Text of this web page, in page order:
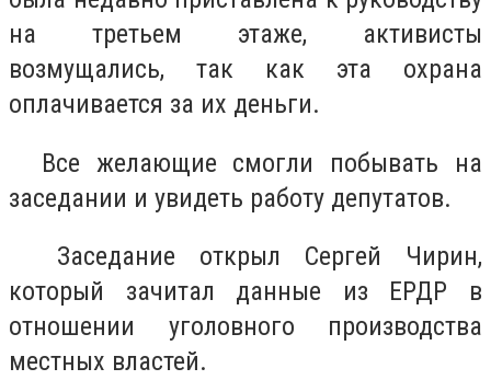
на третьем этаже, активисты
возмущались, так как эта охрана
оплачивается за их деньги.
Все желающие смогли побывать на
заседании и увидеть работу депутатов.
Заседание открыл Сергей Чирин,
который зачитал данные из ЕРДР в
отношении уголовного производства
местных властей.